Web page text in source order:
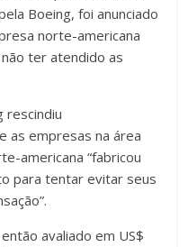
Boeing, foi anunciado
norte-americana
ter atendido as
rescindiu
as empresas na área
americana “fabricou
para tentar evitar seus
avaliado em US$